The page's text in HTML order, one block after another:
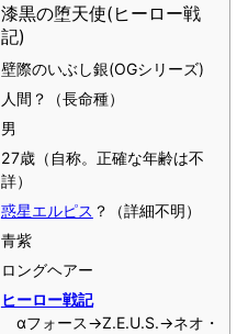
漆黒の堕天使(ヒーロー戦
記)
壁際のいぶし銀(OGシリーズ)
人間？（長命種）
男
27歳（自称。正確な年齢は不
詳）
惑星エルピス ？（詳細不明）
青紫
ロングヘアー
ヒーロー戦記
αフォース→Z.E.U.S.→ネオ・